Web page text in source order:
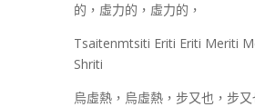
的，虛力的，虛力的，
Tsaitenmtsiti Eriti Eriti Meriti
Shriti
烏虛熱，烏虛熱，步又也，步又